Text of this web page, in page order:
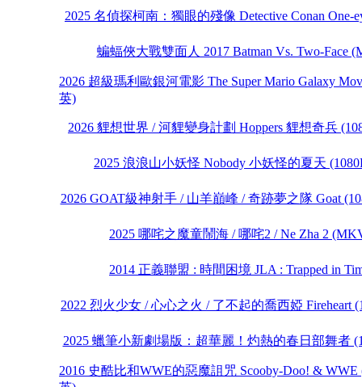
2025 名偵探柯南：獨眼的殘像 Detective Conan One-
蝙蝠俠大戰雙面人 2017 Batman Vs. Two-Face
2026 超級瑪利歐銀河電影 The Super Mario Galaxy
英)
2026 貍想世界 / 河貍變身計劃 Hoppers 貍想奇兵
2025 浪浪山小妖怪 Nobody 小妖怪的夏天
2026 GOAT級神射手 / 山羊巔峰 / 奇跡夢之隊 Goat
2025 哪咤之魔童鬧海 / 哪咤2 / Ne Zha 2
2014 正義聯盟 : 時間困境 JLA : Trapped in
2022 烈火少女 / 心心之火 / 了不起的喬西婭 Fireheart
2025 蠟筆小新劇場版：超華麗！灼熱的春日部舞者
2016 史酷比和WWE的惡魔詛咒 Scooby-Doo! &